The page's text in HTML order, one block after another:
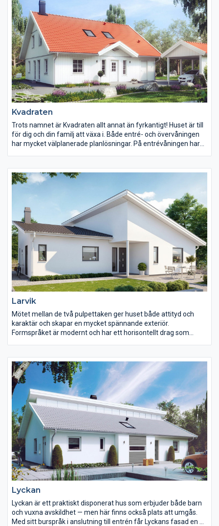
Kvadraten
Trots namnet är Kvadraten allt annat än fyrkantigt! Huset är till
för dig och din familj att växa i. Både entré- och övervåningen
har mycket välplanerade planlösningar. På entrévåningen har
Larvik
Mötet mellan de två pulpettaken ger huset både attityd och
karaktär och skapar en mycket spännande exteriör.
Formspråket är modernt och har ett horisontellt drag som
bryter stilfullt av med höga fönsterpartier och bidrar till en
intressant och lekfull helhet.
Lyckan
Lyckan är ett praktiskt disponerat hus som erbjuder både barn
och vuxna avskildhet — men här finns också plats att umgås.
Med sitt burspråk i anslutning till entrén får Lyckans fasad en fin